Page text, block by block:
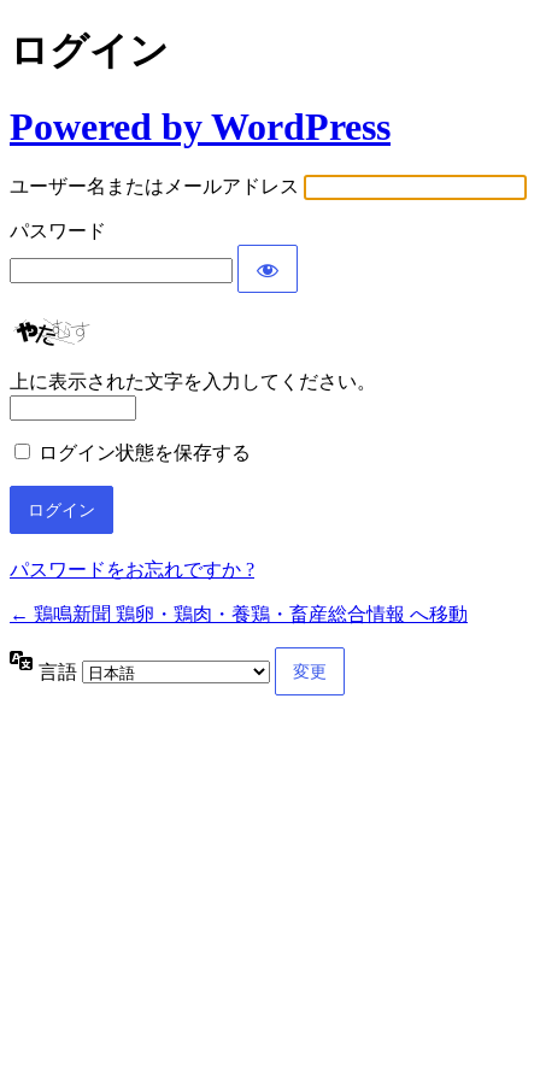
ログイン
Powered by WordPress
ユーザー名またはメールアドレス
パスワード
上に表示された文字を入力してください。
ログイン状態を保存する
パスワードをお忘れですか ?
← 鶏鳴新聞 鶏卵・鶏肉・養鶏・畜産総合情報 へ移動
言語